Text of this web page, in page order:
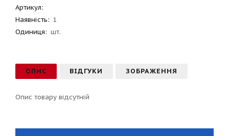
Артикул:
Наявність: 1
Одиниця: шт.
ОПИС ВІДГУКИ ЗОБРАЖЕННЯ
Опис товару відсутній